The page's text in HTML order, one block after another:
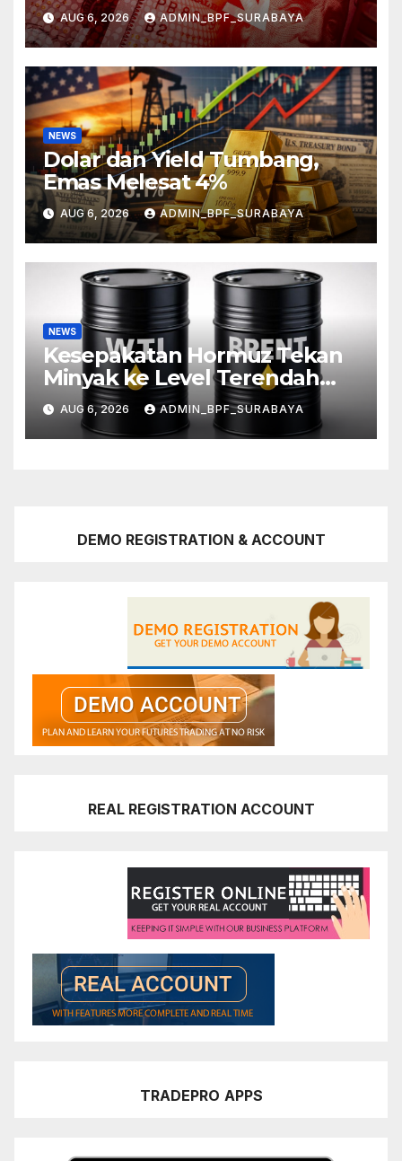
AUG 6, 2026 ADMIN_BPF_SURABAYA
NEWS
Dolar dan Yield Tumbang,
Emas Melesat 4%
AUG 6, 2026 ADMIN_BPF_SURABAYA
NEWS
Kesepakatan Hormuz Tekan
Minyak ke Level Terendah
Sebulan
AUG 6, 2026 ADMIN_BPF_SURABAYA
DEMO REGISTRATION & ACCOUNT
REAL REGISTRATION ACCOUNT
TRADEPRO APPS